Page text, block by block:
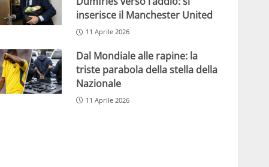
inserisce il Manchester United
11 Aprile 2026
Dal Mondiale alle rapine: la
triste parabola della stella della
Nazionale
11 Aprile 2026